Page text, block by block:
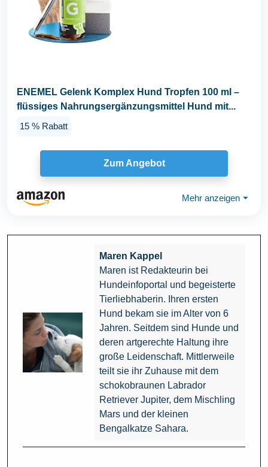
ENEMEL Gelenk Komplex Hund Tropfen 100 ml –
flüssiges Nahrungsergänzungsmittel Hund mit...
15 % Rabatt
Zum Angebot
Mehr anzeigen ⏷
Maren Kappel
Maren ist Redakteurin bei
Hundeinfoportal und begeisterte
Tierliebhaberin. Ihren ersten
Hund bekam sie im Alter von 6
Jahren. Seitdem sind Hunde und
deren artgerechte Haltung ihre
große Leidenschaft. Mittlerweile
teilt sie ihr Zuhause mit dem
schokobraunen Labrador
Retriever Jupiter, dem Mischling
Mars und der kleinen
Bengalkatze Sahara.